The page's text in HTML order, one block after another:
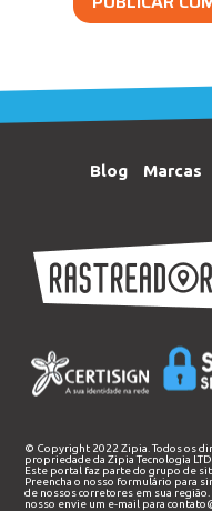
Blog Marcas
© Copyright 2022 Zipia. Todos os
propriedade daZipia Tecnologia
Este portal faz parte do grupo de
Preencha o nosso formulário para
de nossos corretores em sua
nosso envie um e-mail para